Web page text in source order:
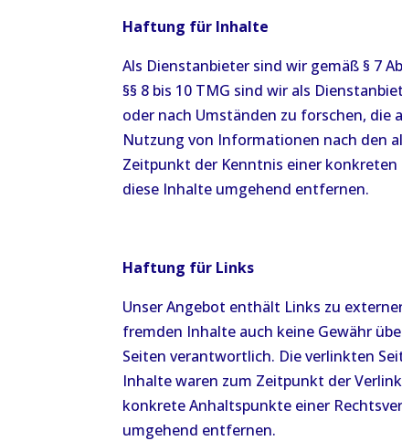
Haftung für Inhalte
Als Dienstanbieter sind wir gemäß § 7
§§ 8 bis 10 TMG sind wir als
oder nach Umständen zu forschen,
Nutzung von Informationen nach den
Zeitpunkt der Kenntnis einer
diese Inhalte umgehend entfernen.
Haftung für Links
Unser Angebot enthält Links zu
fremden Inhalte auch keine Gewähr
Seiten verantwortlich. Die verlinkten
Inhalte waren zum Zeitpunkt der
konkrete Anhaltspunkte einer
umgehend entfernen.